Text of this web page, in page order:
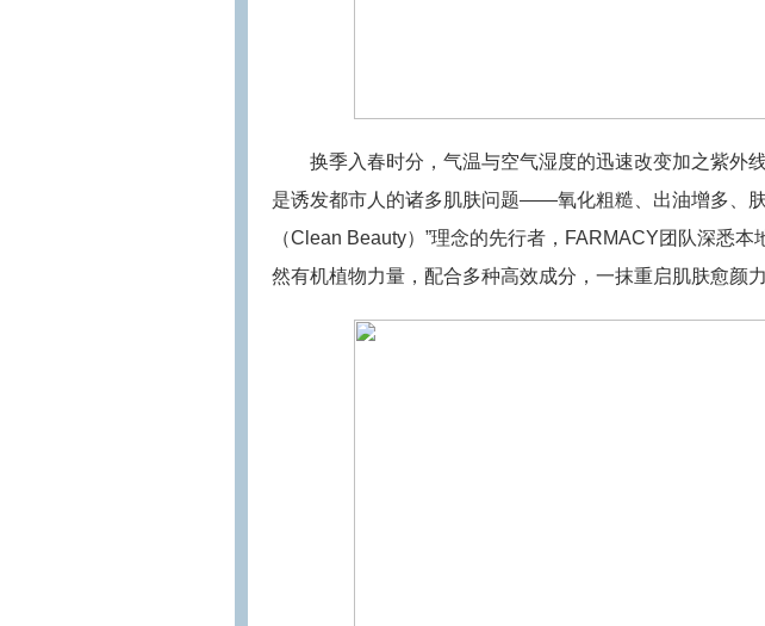
换季入春时分，气温与空气湿度的迅速改变加之紫外
是诱发都市人的诸多肌肤问题——氧化粗糙、出油增多、
（Clean Beauty）”理念的先行者，FARMACY团队深悉
然有机植物力量，配合多种高效成分，一抹重启肌肤愈颜